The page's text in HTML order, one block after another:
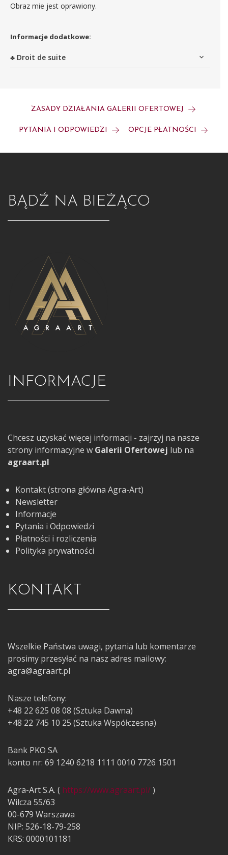
Obraz mie jest oprawiony.
Informacje dodatkowe:
♣ Droit de suite
ZASADY DZIAŁANIA GALERII OFERTOWEJ
PYTANIA I ODPOWIEDZI OPCJE PŁATNOŚCI
BĄDŹ NA BIEŻĄCO
INFORMACJE
Chcesz uzyskać więcej informacji - zajrzyj na nasze
strony informacyjne w Galerii Ofertowej lub na
agraart.pl
Kontakt (strona główna Agra-Art)
Newsletter
Informacje
Pytania i Odpowiedzi
Płatności i rozliczenia
Polityka prywatności
KONTAKT
Wszelkie Państwa uwagi, pytania lub komentarze
prosimy przesyłać na nasz adres mailowy:
agra@agraart.pl
Nasze telefony:
+48 22 625 08 08 (Sztuka Dawna)
+48 22 745 10 25 (Sztuka Współczesna)
Bank PKO SA
konto nr: 69 1240 6218 1111 0010 7726 1501
Agra-Art S.A. ( https://www.agraart.pl/)
Wilcza 55/63
00-679 Warszawa
NIP: 526-18-79-258
KRS: 0000101181